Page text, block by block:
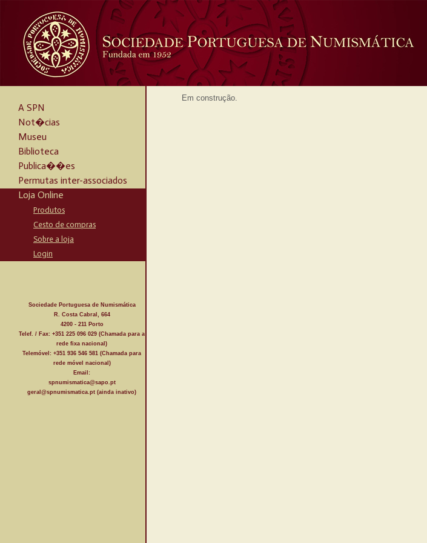
A SPN
Not�cias
Museu
Biblioteca
Publica��es
Permutas inter-associados
Loja Online
Produtos
Cesto de compras
Sobre a loja
Login
Sociedade Portuguesa de Numismática
R. Costa Cabral, 664
4200 - 211 Porto
Telef. / Fax: +351 225 096 029 (Chamada para a
rede fixa nacional)
Telemóvel: +351 936 546 581 (Chamada para
rede móvel nacional)
Email:
spnumismatica@sapo.pt
geral@spnumismatica.pt (ainda inativo)
Em construção.